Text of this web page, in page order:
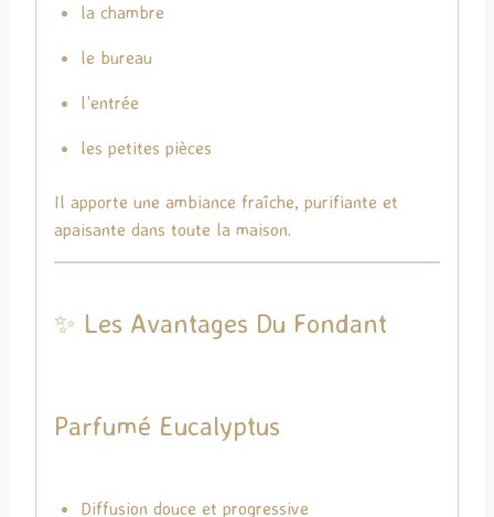
la chambre
le bureau
l’entrée
les petites pièces
Il apporte une ambiance fraîche, purifiante et
apaisante dans toute la maison.
✨ Les Avantages Du Fondant
Parfumé Eucalyptus
Diffusion douce et progressive